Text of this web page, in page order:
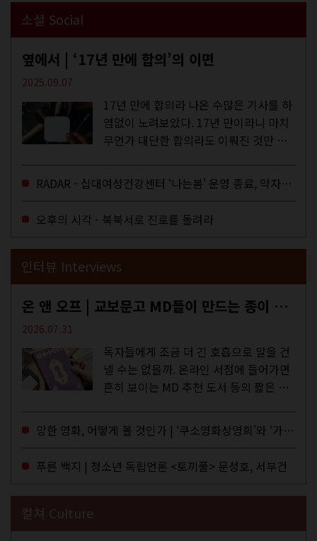
소셜 Social
옆에서 | ‘17년 만에 합의’의 이면
2025.09.07
17년 만에 합의라 나온 수많은 기사를 하
염없이 노려보았다. 17년 만이라니 마치
무언가 대단한 합의라도 이뤄진 것만 같
을 결정하는 심의기구인 최저임금위원회
에 대한 소식을 전하는 기사였는데,...
RADAR - 십대여성건강센터 ‘나는봄’ 운영 종료, 약자로부터 멀어지는 도시
오후의 시각 - 북북서로 진로를 돌려라
인터뷰 Interviews
온 앤 오프 | 교보문고 MD들이 만드는 종이 잡지 <어떤>
2026.07.31
독자들에게 조금 더 긴 호흡으로 말을 건
넬 수는 없을까. 온라인 서점에 들어가면
흔히 보이는 MD 추천 도서 등의 짧은 문
MD들의 고민 끝에 세상 밖으로 나온 종
이 잡지 어떤(otton). 지난해 12월...
망한 영화, 어떻게 볼 것인가 | ‘쿠소영화상영회’와 ‘가자미’의 이야기
푸른 백지 | 청소년 독립언론 <토끼풀> 문성호, 서부건
컬쳐 Culture